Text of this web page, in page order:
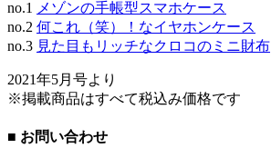
no.1
メゾンの手帳型スマホケース
no.2 何これ（笑）！なイヤホンケース
no.3 見た目もリッチなクロコのミニ財布
2021年5月号より
※掲載商品はすべて税込み価格です
■ お問い合わせ